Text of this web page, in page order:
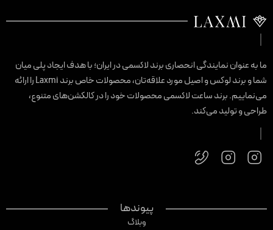
به عنوان نمایندگی انحصاری برند لاکسمی در ایران؛ با هدف ایجاد پلی میان
شما و برند لوکس و اصیل مورد علاقه‌تان، محصولات خاص برند Laxmi را ارائه
برند ساعت لاکسمی محصولات خود را در کالکشن‌های متنوع،
و تولید می‌کند.
پیوندها
وبلاگ